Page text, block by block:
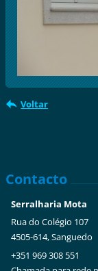
Voltar
Contacto
Serralharia Mota
Rua do Colégio 107
4505-614, Sanguedo
+351 969 308 551